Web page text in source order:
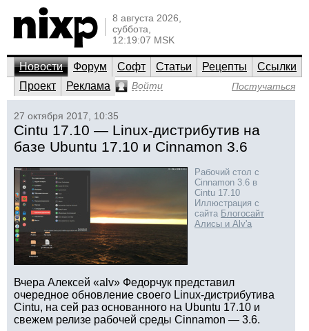
8 августа 2026,
суббота,
12:19:07 MSK
Новости Форум Софт Статьи Рецепты
Ссылки
Проект
Реклама Войти Постучаться
27 октября 2017, 10:35
Cintu 17.10 — Linux-дистрибутив на
базе Ubuntu 17.10 и Cinnamon 3.6
Рабочий стол с
Cinnamon 3.6 в
Cintu 17.10
Иллюстрация с
сайта Блогосайт
Алисы и Alv'а
Вчера Алексей «alv» Федорчук представил
очередное обновление своего Linux-дистрибутива
Cintu, на сей раз основанного на Ubuntu 17.10 и
свежем релизе рабочей среды Cinnamon — 3.6.